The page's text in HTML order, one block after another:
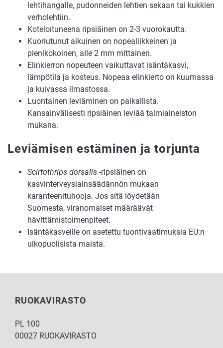
lehtihangalle, pudonneiden lehtien sekaan tai kukkien
verholehtiin.
Koteloituneena ripsiäinen on 2-3 vuorokautta.
Kuoriutunut aikuinen on nopealiikkeinen ja
pienikokoinen, alle 2 mm mittainen.
Elinkierron nopeuteen vaikuttavat isäntäkasvi,
lämpötila ja kosteus. Nopeaa elinkierto on kuumassa
ja kuivassa ilmastossa.
Luontainen leviäminen on paikallista.
Kansainvälisesti ripsiäinen leviää taimiaineiston
mukana.
Leviämisen estäminen ja torjunta
Scirtothrips dorsalis -ripsiäinen on
kasvinterveyslainsäädännön mukaan
karanteenituhooja. Jos sitä löydetään
Suomesta, viranomaiset määräävät
hävittämistoimenpiteet.
Isäntäkasveille on asetettu tuontivaatimuksia EU:n
ulkopuolisista maista.
RUOKAVIRASTO
PL 100
00027 RUOKAVIRASTO